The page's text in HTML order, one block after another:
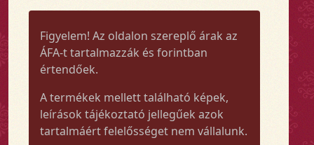
Figyelem! Az oldalon szereplő árak az
ÁFA-t tartalmazzák és forintban
értendőek.
A termékek mellett található képek,
leírások tájékoztató jellegűek azok
tartalmáért felelősséget nem vállalunk.